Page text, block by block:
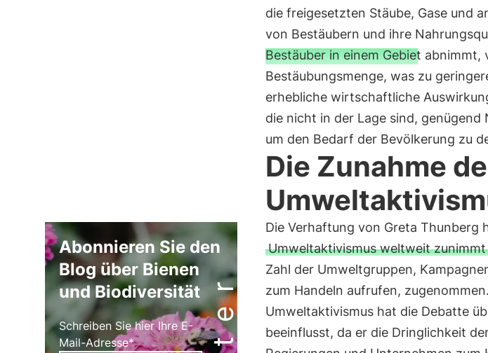
Abonnieren Sie den
Blog über Bienen
und Biodiversität
Schreiben Sie hier Ihre E-
Mail-Adresse*
die freigesetzten Stäube, Gase und
von Bestäubern und ihre
Bestäuber in einem Gebiet
Bestäubungsmenge, was zu
erhebliche wirtschaftliche
die nicht in der Lage sind,
um den Bedarf der Bevölkerung zu
Die Zunahme
Die Verhaftung von Greta Thunberg
Umweltaktivismus weltweit zunimmt
Zahl der Umweltgruppen,
zum Handeln aufrufen,
Umweltaktivismus hat die Debatte
beeinflusst, da er die Dringlichkeit